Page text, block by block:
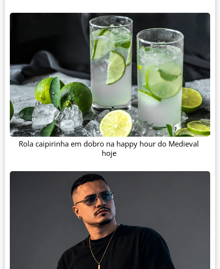
Rola caipirinha em dobro na happy hour do Medieval
hoje